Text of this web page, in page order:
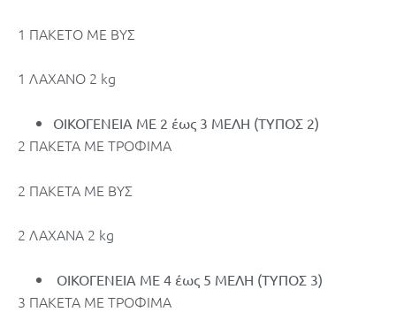
1 ΠΑΚΕΤΟ ΜΕ ΒΥΣ
1 ΛΑΧΑΝΟ 2 kg
ΟΙΚΟΓΕΝΕΙΑ ΜΕ 2 έως 3 ΜΕΛΗ (ΤΥΠΟΣ 2)
2 ΠΑΚΕΤΑ ΜΕ ΤΡΟΦΙΜΑ
2 ΠΑΚΕΤΑ ΜΕ ΒΥΣ
2 ΛΑΧΑΝΑ 2 kg
ΟΙΚΟΓΕΝΕΙΑ ΜΕ 4 έως 5 ΜΕΛΗ (ΤΥΠΟΣ 3)
3 ΠΑΚΕΤΑ ΜΕ ΤΡΟΦΙΜΑ